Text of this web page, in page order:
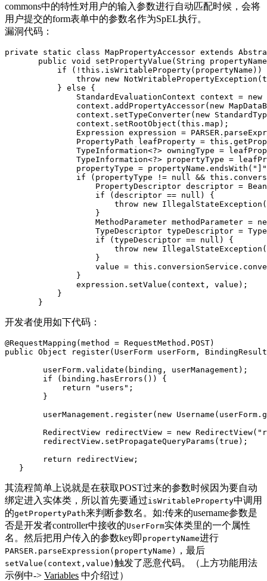
commons中的特性对用户的输入参数进行自动匹配时候，会将
用户提交的form表单中的参数名作为SpEL执行。
漏洞代码：
private static class MapPropertyAccessor extends
public void setPropertyValue(String
if (!this.isWritableProperty(propertyName))
throw new
           } else {
StandardEvaluationContext context = new
context.addPropertyAccessor(new
context.setTypeConverter(new
               context.setRootObject(this.map);
Expression expression =
PropertyPath leafProperty =
TypeInformation<?> owningType =
TypeInformation<?> propertyType =
propertyType =
if (propertyType != null &&
PropertyDescriptor descriptor =
                   if (descriptor == null) {
throw new
                   }
MethodParameter methodParameter =
TypeDescriptor typeDescriptor =
                   if (typeDescriptor == null) {
throw new
                   }
value =
               }
               expression.setValue(context, value);
           }
       }
开发者使用如下代码：
@RequestMapping(method = RequestMethod.POST)
public Object register(UserForm userForm,
        userForm.validate(binding, userManagement);
        if (binding.hasErrors()) {
            return "users";
        }
userManagement.register(new
RedirectView redirectView = new
        redirectView.setPropagateQueryParams(true);
        return redirectView;
   }
其流程简单上说就是在获取POST过来的参数时候因为要自动
绑定进入实体类，所以首先要通过isWritableProperty中调用
的getPropertyPath来判断参数名。如:传来的username参数是
否是开发者controller中接收的UserForm实体类里的一个属性
名。然后把用户传入的参数key即 propertyName进行
PARSER.parseExpression(propertyName) ，最后
setValue(context,value) 触发了恶意代码。（上方功能用法
示例中-> Variables 中介绍过）